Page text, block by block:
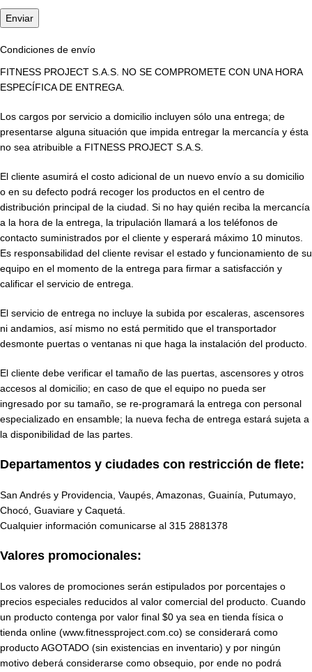
Condiciones de envío
FITNESS PROJECT S.A.S. NO SE COMPROMETE CON UNA HORA
ESPECÍFICA DE ENTREGA.
Los cargos por servicio a domicilio incluyen sólo una entrega; de
presentarse alguna situación que impida entregar la mercancía y ésta
no sea atribuible a FITNESS PROJECT S.A.S.
El cliente asumirá el costo adicional de un nuevo envío a su domicilio
o en su defecto podrá recoger los productos en el centro de
distribución principal de la ciudad. Si no hay quién reciba la mercancía
a la hora de la entrega, la tripulación llamará a los teléfonos de
contacto suministrados por el cliente y esperará máximo 10 minutos.
Es responsabilidad del cliente revisar el estado y funcionamiento de su
equipo en el momento de la entrega para firmar a satisfacción y
calificar el servicio de entrega.
El servicio de entrega no incluye la subida por escaleras, ascensores
ni andamios, así mismo no está permitido que el transportador
desmonte puertas o ventanas ni que haga la instalación del producto.
El cliente debe verificar el tamaño de las puertas, ascensores y otros
accesos al domicilio; en caso de que el equipo no pueda ser
ingresado por su tamaño, se re-programará la entrega con personal
especializado en ensamble; la nueva fecha de entrega estará sujeta a
la disponibilidad de las partes.
Departamentos y ciudades con restricción de flete:
San Andrés y Providencia, Vaupés, Amazonas, Guainía, Putumayo,
Chocó, Guaviare y Caquetá.
Cualquier información comunicarse al 315 2881378
Valores promocionales:
Los valores de promociones serán estipulados por porcentajes o
precios especiales reducidos al valor comercial del producto. Cuando
un producto contenga por valor final $0 ya sea en tienda física o
tienda online (www.fitnessproject.com.co) se considerará como
producto AGOTADO (sin existencias en inventario) y por ningún
motivo deberá considerarse como obsequio, por ende no podrá